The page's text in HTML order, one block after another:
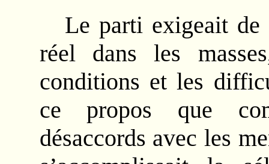
Le parti exigeait de
réel dans les
conditions et les
ce propos que
désaccords avec les